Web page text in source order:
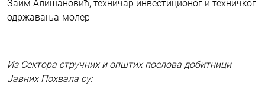
Заим Алишановић, техничар инвестиционог и техничког
одржавања-молер
Из Сектора стручних и општих послова добитници
Јавних Похвала су: